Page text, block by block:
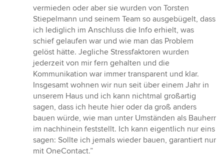
vermieden oder aber sie wurden von Torsten
Stiepelmann und seinem Team so ausgebügelt, dass
ich lediglich im Anschluss die Info erhielt, was
schief gelaufen war und wie man das Problem
gelöst hätte. Jegliche Stressfaktoren wurden
jederzeit von mir fern gehalten und die
Kommunikation war immer transparent und klar.
Insgesamt wohnen wir nun seit über einem Jahr in
unserem Haus und ich kann nichtmal großartig
sagen, dass ich heute hier oder da groß anders
bauen würde, wie man unter Umständen als Bauherr
im nachhinein feststellt. Ich kann eigentlich nur eins
sagen: Sollte ich jemals wieder bauen, garantiert nur
mit OneContact.”